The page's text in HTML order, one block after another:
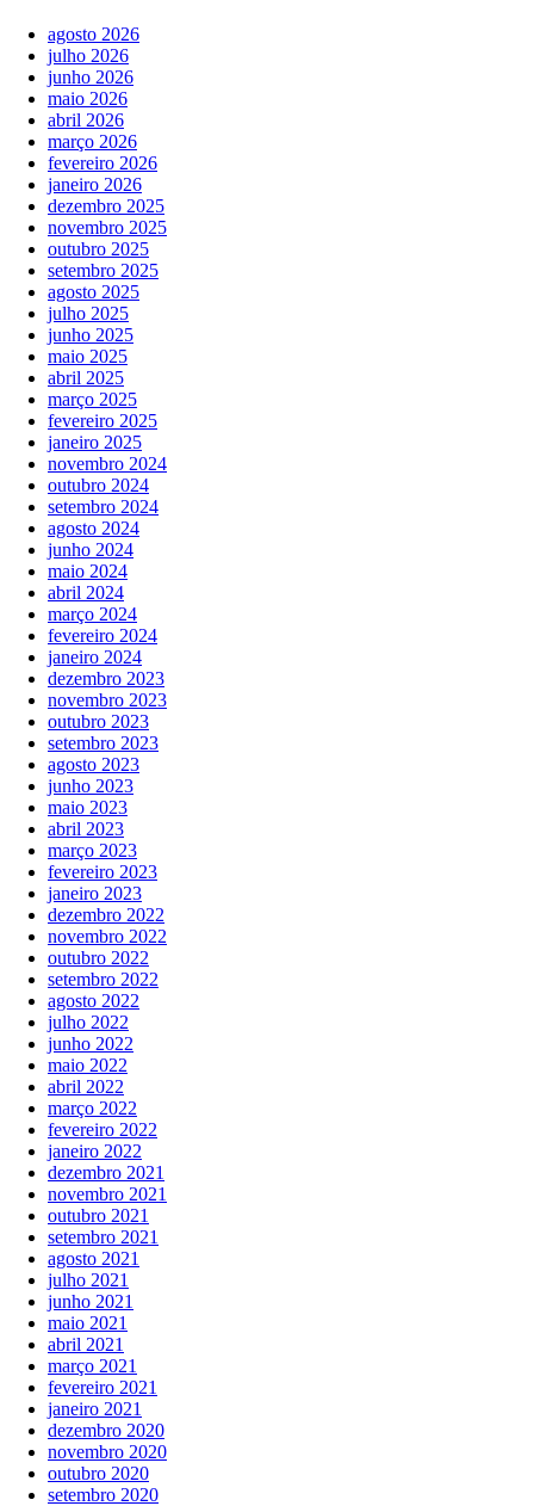
agosto 2026
julho 2026
junho 2026
maio 2026
abril 2026
março 2026
fevereiro 2026
janeiro 2026
dezembro 2025
novembro 2025
outubro 2025
setembro 2025
agosto 2025
julho 2025
junho 2025
maio 2025
abril 2025
março 2025
fevereiro 2025
janeiro 2025
novembro 2024
outubro 2024
setembro 2024
agosto 2024
junho 2024
maio 2024
abril 2024
março 2024
fevereiro 2024
janeiro 2024
dezembro 2023
novembro 2023
outubro 2023
setembro 2023
agosto 2023
junho 2023
maio 2023
abril 2023
março 2023
fevereiro 2023
janeiro 2023
dezembro 2022
novembro 2022
outubro 2022
setembro 2022
agosto 2022
julho 2022
junho 2022
maio 2022
abril 2022
março 2022
fevereiro 2022
janeiro 2022
dezembro 2021
novembro 2021
outubro 2021
setembro 2021
agosto 2021
julho 2021
junho 2021
maio 2021
abril 2021
março 2021
fevereiro 2021
janeiro 2021
dezembro 2020
novembro 2020
outubro 2020
setembro 2020